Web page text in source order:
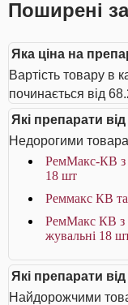
Поширені
Яка ціна на
Вартість товару в
починається від
Які препарати
Недорогими
РемМакс-КВ з
18 шт
Реммакс КВ
РемМакс КВ з
жувальні 18
Які препарати
Найдорожчими